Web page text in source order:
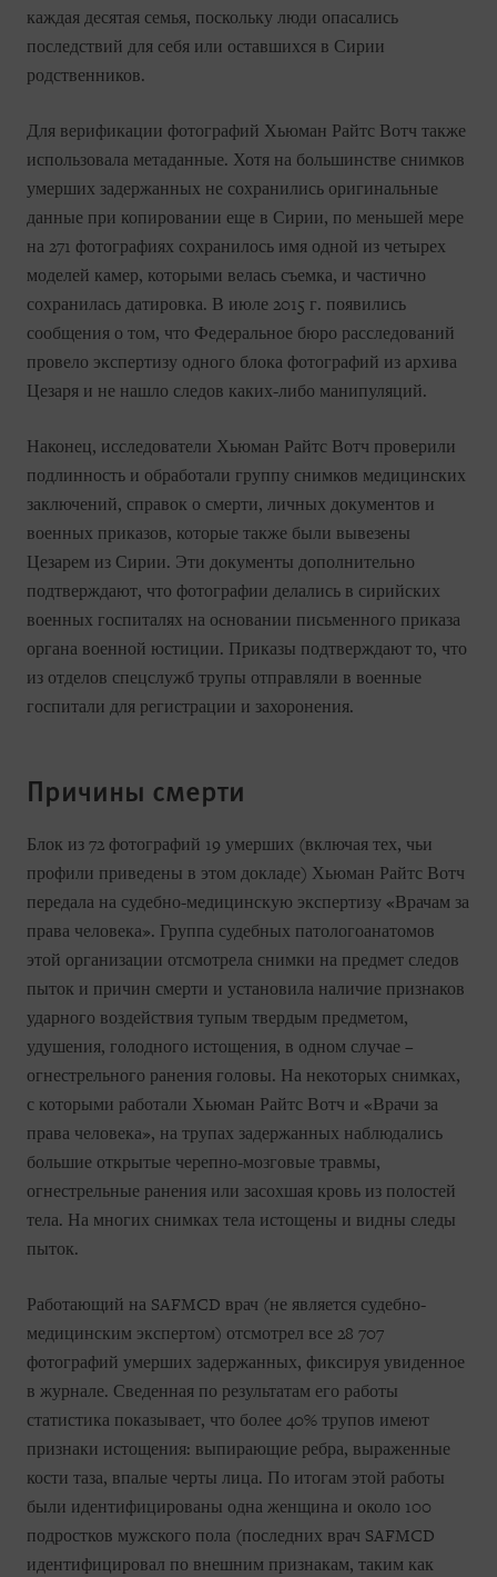
каждая десятая семья, поскольку люди опасались
последствий для себя или оставшихся в Сирии
родственников.
Для верификации фотографий Хьюман Райтс Вотч также
использовала метаданные. Хотя на большинстве снимков
умерших задержанных не сохранились оригинальные
данные при копировании еще в Сирии, по меньшей мере
на 271 фотографиях сохранилось имя одной из четырех
моделей камер, которыми велась съемка, и частично
сохранилась датировка. В июле 2015 г. появились
сообщения о том, что Федеральное бюро расследований
провело экспертизу одного блока фотографий из архива
Цезаря и не нашло следов каких-либо манипуляций.
Наконец, исследователи Хьюман Райтс Вотч проверили
подлинность и обработали группу снимков медицинских
заключений, справок о смерти, личных документов и
военных приказов, которые также были вывезены
Цезарем из Сирии. Эти документы дополнительно
подтверждают, что фотографии делались в сирийских
военных госпиталях на основании письменного приказа
органа военной юстиции. Приказы подтверждают то, что
из отделов спецслужб трупы отправляли в военные
госпитали для регистрации и захоронения.
Причины смерти
Блок из 72 фотографий 19 умерших (включая тех, чьи
профили приведены в этом докладе) Хьюман Райтс Вотч
передала на судебно-медицинскую экспертизу «Врачам за
права человека». Группа судебных патологоанатомов
этой организации отсмотрела снимки на предмет следов
пыток и причин смерти и установила наличие признаков
ударного воздействия тупым твердым предметом,
удушения, голодного истощения, в одном случае –
огнестрельного ранения головы. На некоторых снимках,
с которыми работали Хьюман Райтс Вотч и «Врачи за
права человека», на трупах задержанных наблюдались
большие открытые черепно-мозговые травмы,
огнестрельные ранения или засохшая кровь из полостей
тела. На многих снимках тела истощены и видны следы
пыток.
Работающий на SAFMCD врач (не является судебно-
медицинским экспертом) отсмотрел все 28 707
фотографий умерших задержанных, фиксируя увиденное
в журнале. Сведенная по результатам его работы
статистика показывает, что более 40% трупов имеют
признаки истощения: выпирающие ребра, выраженные
кости таза, впалые черты лица. По итогам этой работы
были идентифицированы одна женщина и около 100
подростков мужского пола (последних врач SAFMCD
идентифицировал по внешним признакам, таким как